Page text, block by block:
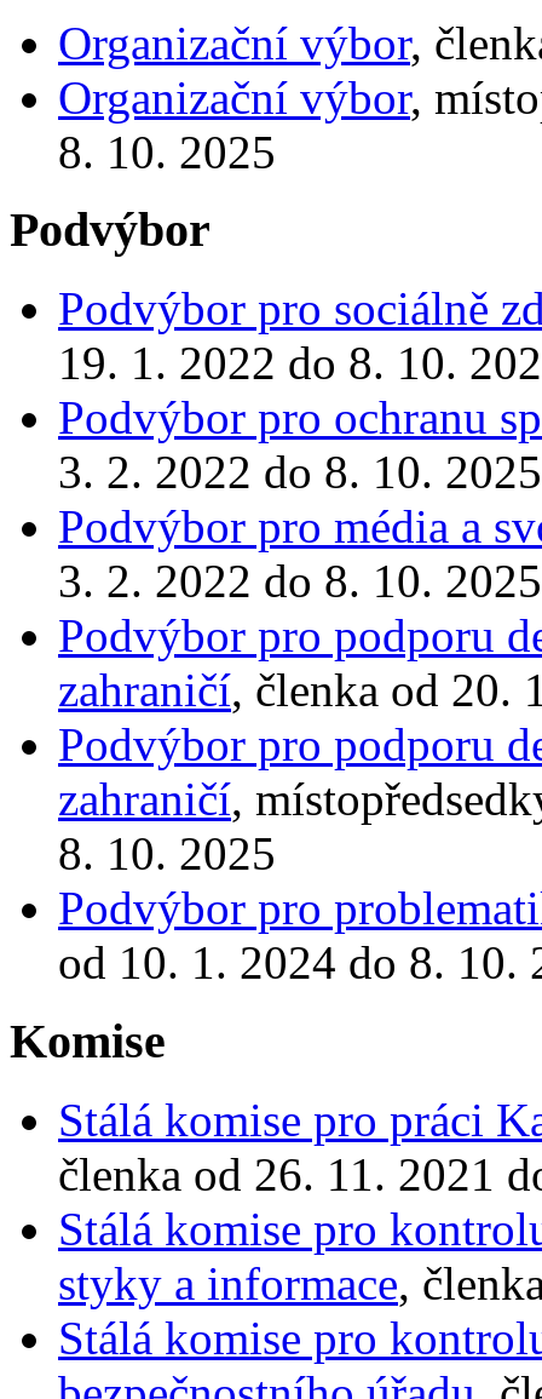
Organizační výbor,
Organizační výbor,
8. 10. 2025
Podvýbor
Podvýbor pro sociálně
19. 1. 2022 do 8. 10.
Podvýbor pro ochranu
3. 2. 2022 do 8. 10. 2025
Podvýbor pro média a
3. 2. 2022 do 8. 10. 2025
Podvýbor pro podporu
zahraničí, členka od 20.
Podvýbor pro podporu
zahraničí,
8. 10. 2025
Podvýbor pro
od 10. 1. 2024 do 8. 10.
Komise
Stálá komise pro práci
členka od 26. 11. 2021
Stálá komise pro
styky a informace,
Stálá komise pro